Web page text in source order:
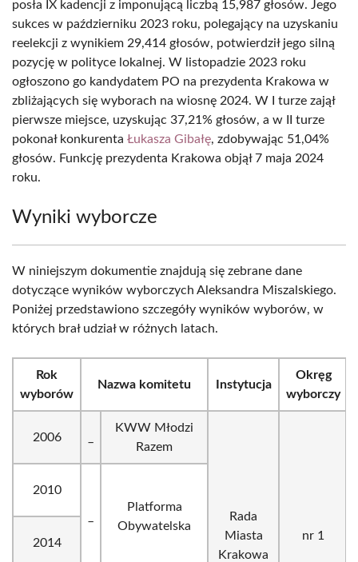
posła IX kadencji z imponującą liczbą 15,987 głosów. Jego
sukces w październiku 2023 roku, polegający na uzyskaniu
reelekcji z wynikiem 29,414 głosów, potwierdził jego silną
pozycję w polityce lokalnej. W listopadzie 2023 roku
ogłoszono go kandydatem PO na prezydenta Krakowa w
zbliżających się wyborach na wiosnę 2024. W I turze zajął
pierwsze miejsce, uzyskując 37,21% głosów, a w II turze
pokonał konkurenta Łukasza Gibałę, zdobywając 51,04%
głosów. Funkcję prezydenta Krakowa objął 7 maja 2024
roku.
Wyniki wyborcze
W niniejszym dokumentie znajdują się zebrane dane
dotyczące wyników wyborczych Aleksandra Miszalskiego.
Poniżej przedstawiono szczegóły wyników wyborów, w
których brał udział w różnych latach.
Rok
wyborów
Nazwa komitetu Instytucja
Okręg
wyborczy
2006
KWW Młodzi
Razem
Rada
Miasta
Krakowa
nr 1
2010
Platforma
Obywatelska
2014